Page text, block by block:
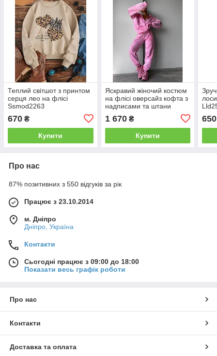
Теплий світшот з принтом
серця лео на флісі
Ssmod2263
670 ₴
Купити
Яскравий жіночий костюм
на флісі оверсайз кофта з
надписами та штани
1 670₴
Купити
650
Про нас
87% позитивних з 550 відгуків за рік
Працює з 23.10.2014
м. Дніпро
Дніпро, Україна
Контакти
Сьогодні працює з 09:00 до 18:00
Показати весь графік роботи
Про нас
Контакти
Доставка та оплата